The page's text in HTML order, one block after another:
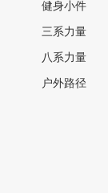
健身小件
三系力量
八系力量
户外路径